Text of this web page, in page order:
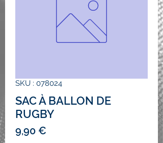
SKU : 078024
SAC À BALLON DE
RUGBY
9,90 €